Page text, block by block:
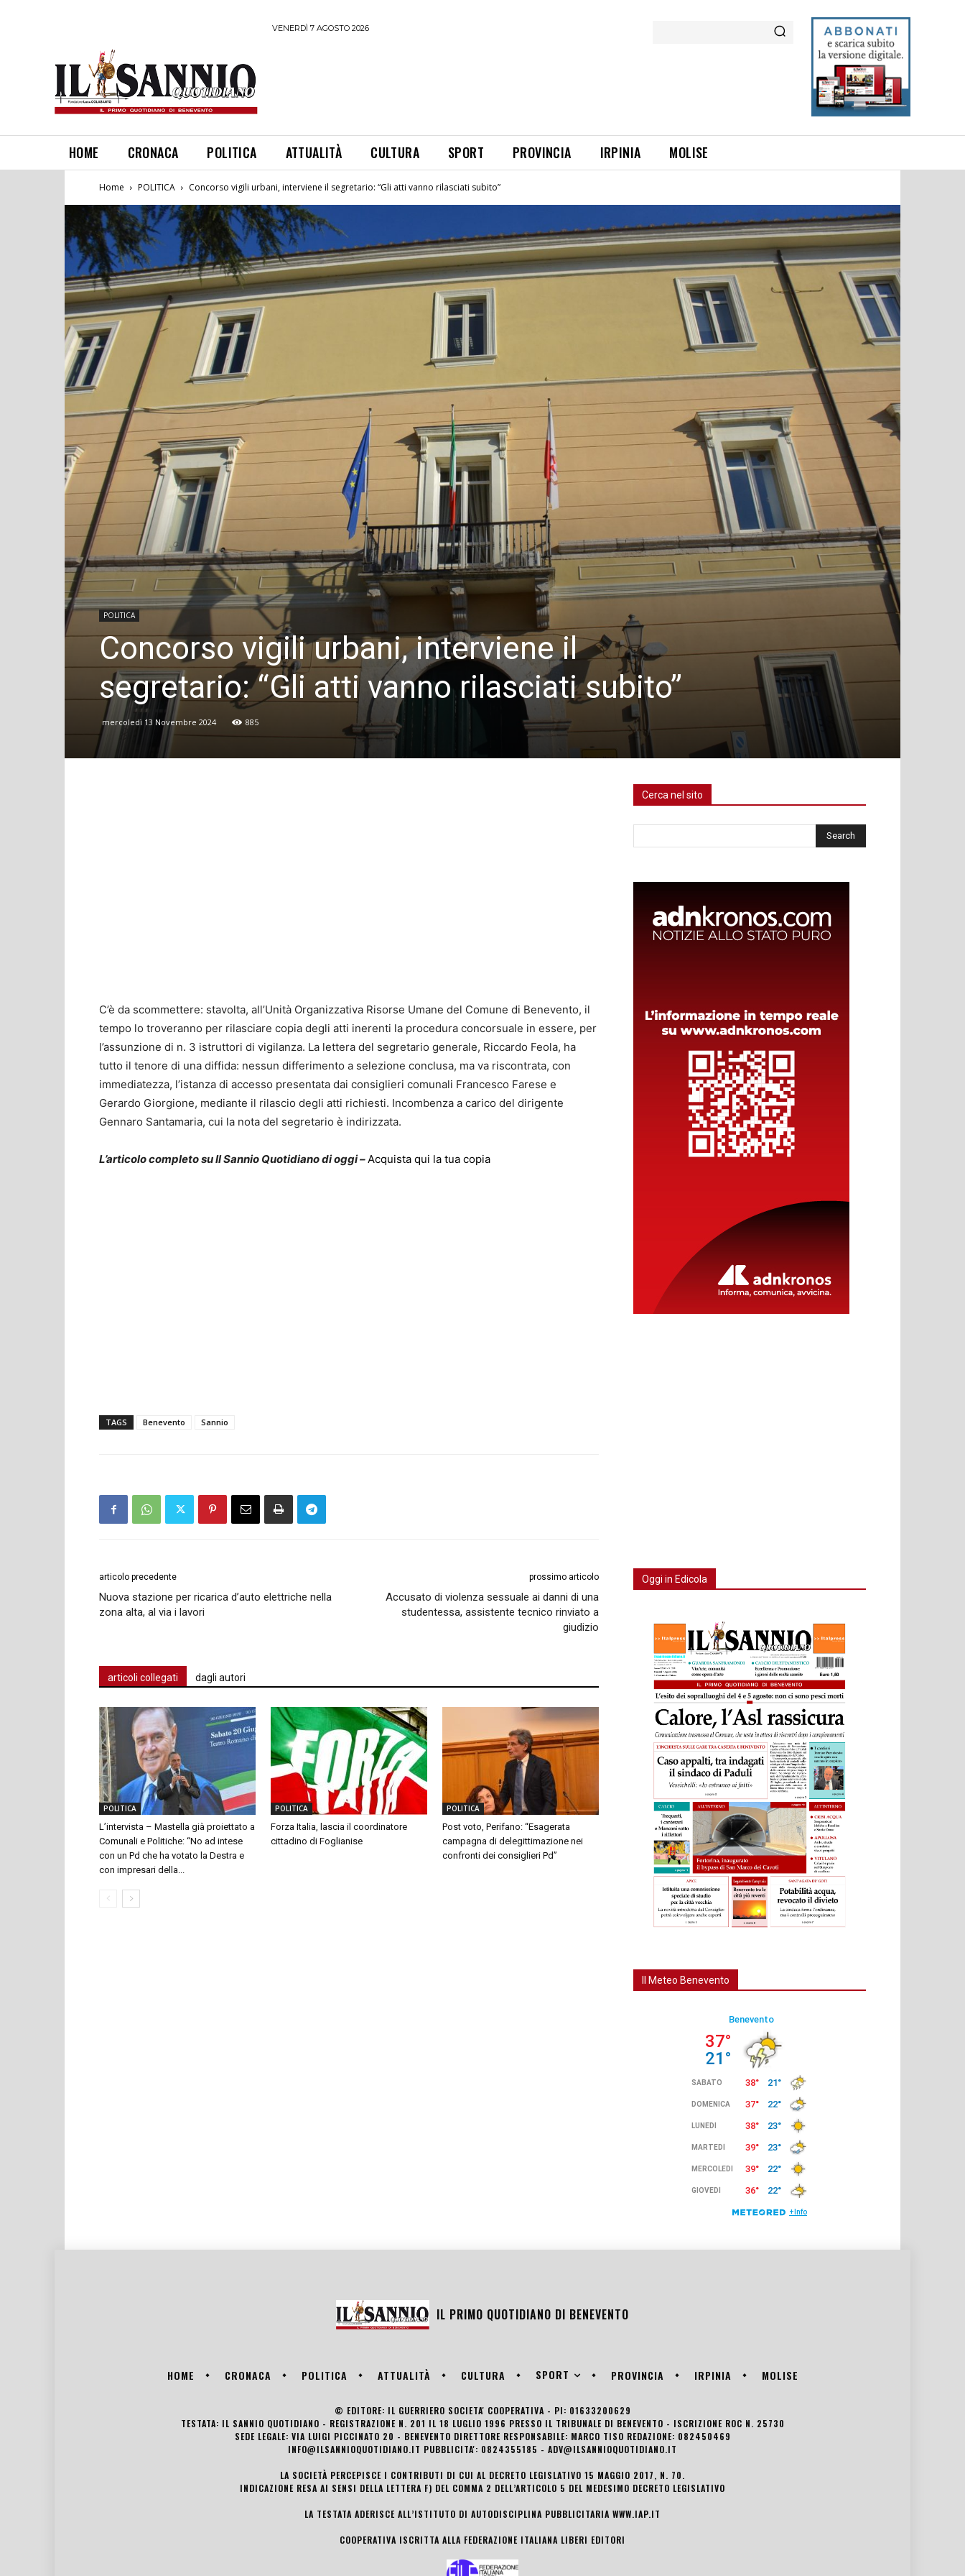
VENERDÌ 7 AGOSTO 2026
HOME CRONACA POLITICA ATTUALITÀ CULTURA SPORT PROVINCIA IRPINIA MOLISE
Home POLITICA Concorso vigili urbani, interviene il segretario: “Gli atti vanno rilasciati subito”
POLITICA
Concorso vigili urbani, interviene il
segretario: “Gli atti vanno rilasciati subito”
mercoledì 13 Novembre 2024 885
C’è da scommettere: stavolta, all’Unità Organizzativa Risorse Umane del Comune di Benevento, il
tempo lo troveranno per rilasciare copia degli atti inerenti la procedura concorsuale in essere, per
l’assunzione di n. 3 istruttori di vigilanza. La lettera del segretario generale, Riccardo Feola, ha
tutto il tenore di una diffida: nessun differimento a selezione conclusa, ma va riscontrata, con
immediatezza, l’istanza di accesso presentata dai consiglieri comunali Francesco Farese e
Gerardo Giorgione, mediante il rilascio degli atti richiesti. Incombenza a carico del dirigente
Gennaro Santamaria, cui la nota del segretario è indirizzata.
L’articolo completo su Il Sannio Quotidiano di oggi –Acquista qui la tua copia
TAGS Benevento Sannio
articolo precedente
Nuova stazione per ricarica d’auto elettriche nella
zona alta, al via i lavori
prossimo articolo
Accusato di violenza sessuale ai danni di una
studentessa, assistente tecnico rinviato a
giudizio
articoli collegati dagli autori
POLITICA
L’intervista – Mastella già proiettato a
Comunali e Politiche: “No ad intese
con un Pd che ha votato la Destra e
con impresari della...
POLITICA
Forza Italia, lascia il coordinatore
cittadino di Foglianise
POLITICA
Post voto, Perifano: “Esagerata
campagna di delegittimazione nei
confronti dei consiglieri Pd”
Cerca nel sito
Oggi in Edicola
Il Meteo Benevento
IL PRIMO QUOTIDIANO DI BENEVENTO
HOME CRONACA POLITICA ATTUALITÀ CULTURA SPORT PROVINCIA IRPINIA MOLISE
© EDITORE: IL GUERRIERO SOCIETA' COOPERATIVA - PI: 01633200629
TESTATA: IL SANNIO QUOTIDIANO - REGISTRAZIONE N. 201 IL 18 LUGLIO 1996 PRESSO IL TRIBUNALE DI BENEVENTO - ISCRIZIONE ROC N. 25730
SEDE LEGALE: VIA LUIGI PICCINATO 20 - BENEVENTO DIRETTORE RESPONSABILE: MARCO TISO REDAZIONE: 082450469
INFO@ILSANNIOQUOTIDIANO.IT PUBBLICITA': 0824355185 - ADV@ILSANNIOQUOTIDIANO.IT
LA SOCIETÀ PERCEPISCE I CONTRIBUTI DI CUI AL DECRETO LEGISLATIVO 15 MAGGIO 2017, N. 70.
INDICAZIONE RESA AI SENSI DELLA LETTERA F) DEL COMMA 2 DELL’ARTICOLO 5 DEL MEDESIMO DECRETO LEGISLATIVO
LA TESTATA ADERISCE ALL’ISTITUTO DI AUTODISCIPLINA PUBBLICITARIA WWW.IAP.IT
COOPERATIVA ISCRITTA ALLA FEDERAZIONE ITALIANA LIBERI EDITORI